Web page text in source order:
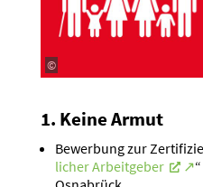
©
1. Keine Armut
Bewerbung zur
licher Arbeit­geber